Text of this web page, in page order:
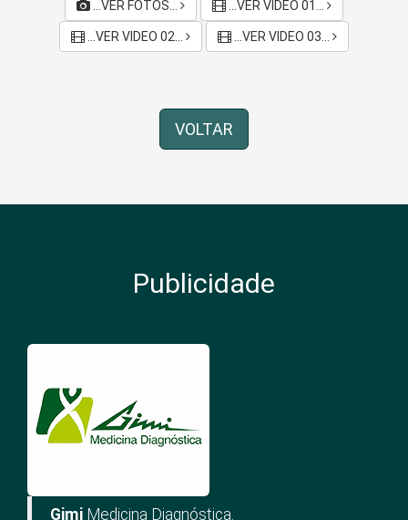
...VER FOTOS... ...VER VIDEO 01...
...VER VIDEO 02... ...VER VIDEO 03...
VOLTAR
Publicidade
Gimi Medicina Diagnóstica.